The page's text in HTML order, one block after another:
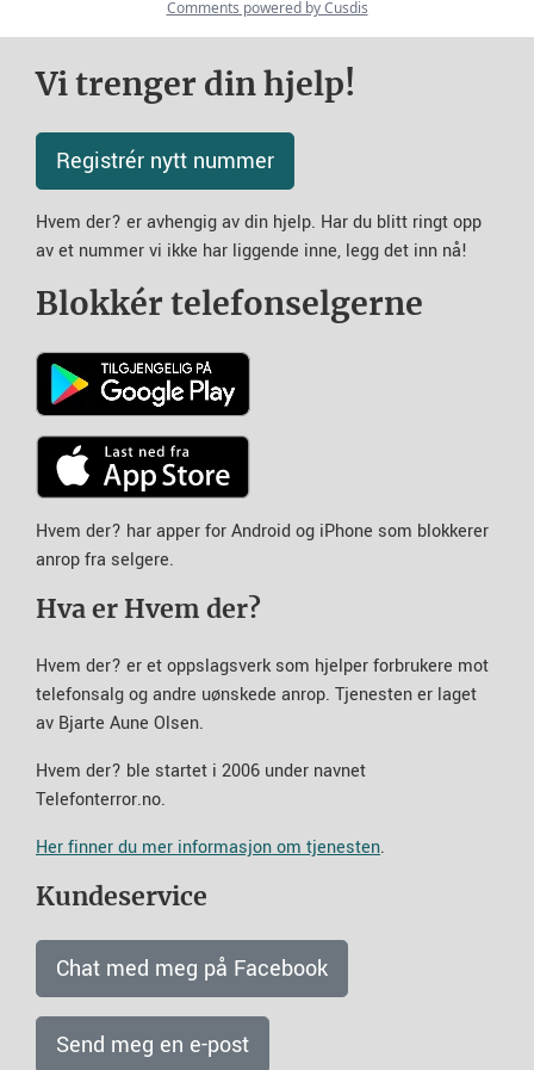
Vi trenger din hjelp!
Registrér nytt nummer
Hvem der? er avhengig av din hjelp. Har du blitt ringt opp
av et nummer vi ikke har liggende inne, legg det inn nå!
Blokkér telefonselgerne
Hvem der? har apper for Android og iPhone som blokkerer
anrop fra selgere.
Hva er Hvem der?
Hvem der? er et oppslagsverk som hjelper forbrukere mot
telefonsalg og andre uønskede anrop. Tjenesten er laget
av Bjarte Aune Olsen.
Hvem der? ble startet i 2006 under navnet
Telefonterror.no.
Her finner du mer informasjon om tjenesten.
Kundeservice
Chat med meg på Facebook
Send meg en e-post